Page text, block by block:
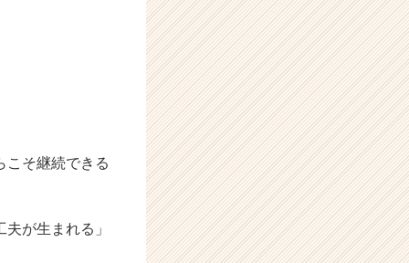
こそ継続できる
が生まれる」